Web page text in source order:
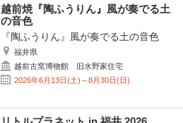
越前焼『陶ふうりん』風が奏でる土
の音色
『陶ふうりん』風が奏でる土の音色
福井県
越前古窯博物館 旧水野家住宅
2026年6月13日(土)～8月30日(日)